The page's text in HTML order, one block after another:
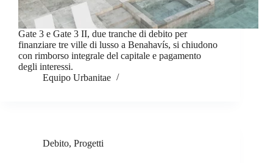
Gate 3 e Gate 3 II, due tranche di debito per
finanziare tre ville di lusso a Benahavís, si chiudono
con rimborso integrale del capitale e pagamento
degli interessi.
Equipo Urbanitae
Debito, Progetti